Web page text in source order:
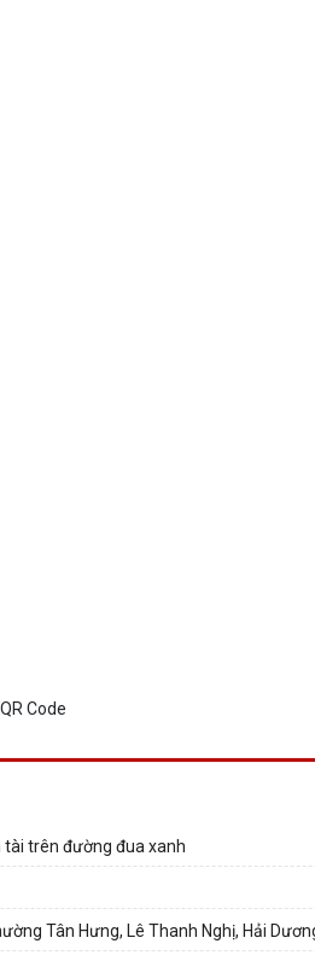
trên đường đua xanh
Tân Hưng, Lê Thanh Nghị, Hải